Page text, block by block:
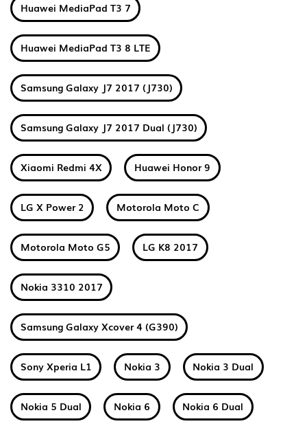
Huawei MediaPad T3 7
Huawei MediaPad T3 8 LTE
Samsung Galaxy J7 2017 (J730)
Samsung Galaxy J7 2017 Dual (J730)
Xiaomi Redmi 4X Huawei Honor 9
LG X Power 2 Motorola Moto C
Motorola Moto G5 LG K8 2017
Nokia 3310 2017
Samsung Galaxy Xcover 4 (G390)
Sony Xperia L1 Nokia 3 Nokia 3 Dual
Nokia 5 Dual Nokia 6 Nokia 6 Dual